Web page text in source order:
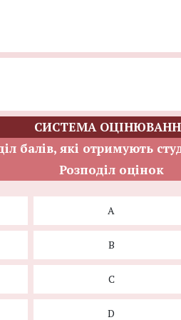
СИСТЕМА
балів, які отримують
Розподіл оцінок
A
B
C
D